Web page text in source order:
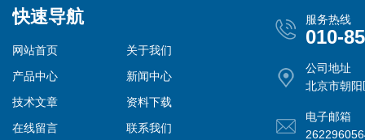
快速导航
网站首页
关于我们
产品中心
新闻中心
技术文章
资料下载
在线留言
联系我们
服务热线
010-
公司地址
北京市朝
电子邮箱